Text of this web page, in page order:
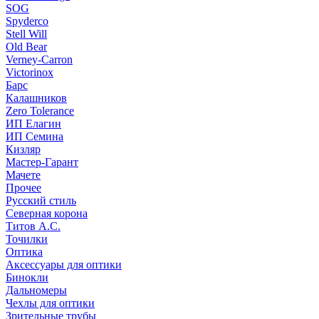
SOG
Spyderco
Stell Will
Old Bear
Verney-Carron
Victorinox
Барс
Калашников
Zero Tolerance
ИП Елагин
ИП Семина
Кизляр
Мастер-Гарант
Мачете
Прочее
Русский стиль
Северная корона
Титов А.С.
Точилки
Оптика
Аксессуары для оптики
Бинокли
Дальномеры
Чехлы для оптики
Зрительные трубы